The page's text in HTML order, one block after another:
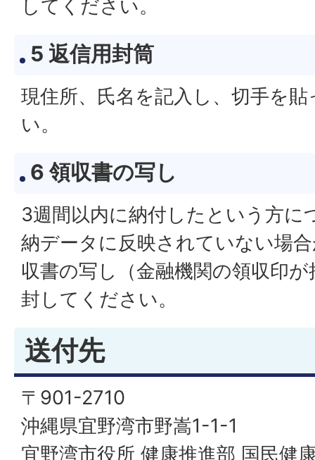
してください。
5 返信用封筒
現住所、氏名を記入し、切手を
い。
6 領収書の写し
3週間以内に納付したという方に
納データに反映されていない場
収書の写し（金融機関の領収印
封してください。
送付先
〒901-2710
沖縄県宜野湾市野嵩1-1-1
宜野湾市役所 健康推進部 国民健